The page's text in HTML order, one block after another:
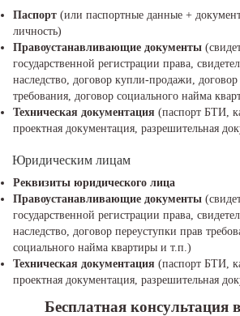
Паспорт (или паспортные данные +
личность)
Правоустанавливающие документы
государственной регистрации права,
наследство, договор купли-продажи,
требования, договор социального найма
Техническая документация (паспорт БТИ,
проектная документация, разрешительная
Юридическим лицам
Реквизиты юридического лица
Правоустанавливающие документы
государственной регистрации права,
наследство, договор переуступки прав
социального найма квартиры и т.п.)
Техническая документация (паспорт БТИ,
проектная документация, разрешительная
Бесплатная консультация